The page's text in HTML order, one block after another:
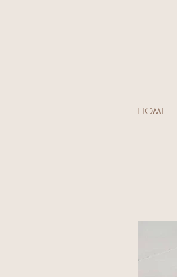
HOME